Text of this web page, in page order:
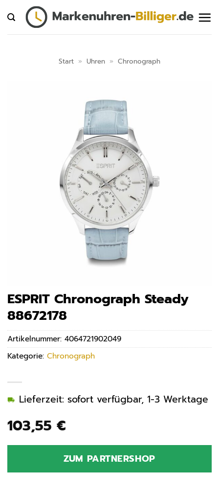
Inhalt
springen
Start » Uhren » Chronograph
ESPRIT Chronograph Steady
88672178
103,55 €
Lieferzeit: sofort verfügbar, 1-3 Werktage
ZUM PARTNERSHOP
Artikelnummer: 4064721902049
Kategorie: Chronograph